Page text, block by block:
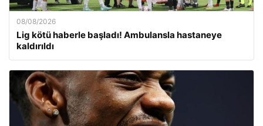
08/08/2026
Lig kötü haberle başladı! Ambulansla hastaneye
kaldırıldı